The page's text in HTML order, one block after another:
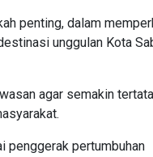
penting, dalam
unggulan Kota
agar semakin
penggerak pertumbuhan